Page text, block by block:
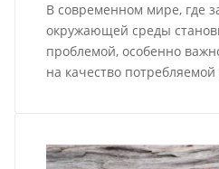
В современном мире, где
окружающей среды
проблемой, особенно
на качество